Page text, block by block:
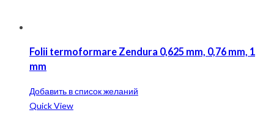
Folii termoformare Zendura 0,625 mm, 0,76 mm, 1
mm
Добавить в список желаний
Quick View